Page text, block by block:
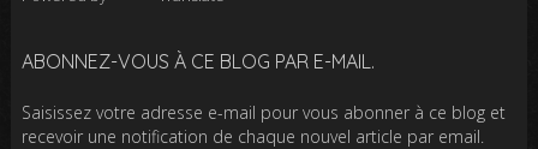
ABONNEZ-VOUS À CE BLOG PAR E-MAIL.
Saisissez votre adresse e-mail pour vous abonner à ce blog et
recevoir une notification de chaque nouvel article par email.